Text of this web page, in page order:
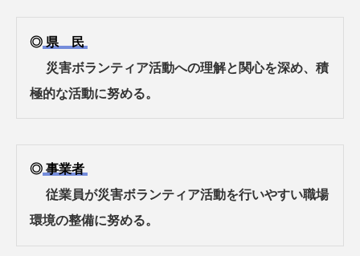
◎ 県 民
災害ボランティア活動への理解と関心を深め、積
極的な活動に努める。
◎事業者
従業員が災害ボランティア活動を行いやすい職場
環境の整備に努める。